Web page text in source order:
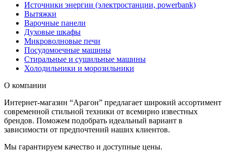
Источники энергии (электростанции, powerbank)
Вытяжки
Варочные панели
Духовые шкафы
Микроволновые печи
Посудомоечные машины
Стиральные и сушильные машины
Холодильники и морозильники
О компании
Интернет-магазин “Арагон” предлагает широкий ассортимент
современной стильной техники от всемирно известных
брендов. Поможем подобрать идеальный вариант в
зависимости от предпочтений наших клиентов.
Мы гарантируем качество и доступные цены.